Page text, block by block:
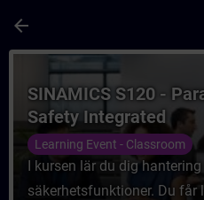
arrow_back
課程 - SINAMICS
SINAMICS S120 -
Safety Integrated
Learning Event - Classroom
I kursen lär du dig
säkerhetsfunktioner. Du får